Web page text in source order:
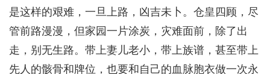
是这样的艰难，一旦上路，凶吉未卜。仓皇四顾，尽
管前路漫漫，但家园一片涂炭，灾难面前，除了出
走，别无生路。带上妻儿老小，带上族谱，甚至带上
先人的骸骨和牌位，也要和自己的血脉胞衣做一次永